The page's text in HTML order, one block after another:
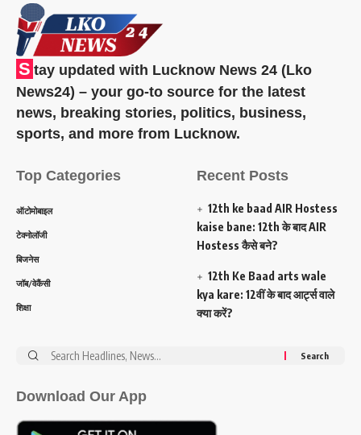
S tay updated with Lucknow News 24 (Lko
News24) – your go-to source for the latest
news, breaking stories, politics, business,
sports, and more from Lucknow.
Top Categories
ऑटोमोबाइल
टेक्नोलॉजी
बिजनेस
जॉब/वेकैंसी
शिक्षा
Recent Posts
12th ke baad AIR Hostess
kaise bane: 12th के बाद AIR
Hostess कैसे बने?
12th Ke Baad arts wale
kya kare: 12वीं के बाद आर्ट्स वाले
क्या करें?
Search
Download Our App